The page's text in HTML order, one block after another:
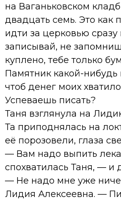
на Ваганьковском
двадцать семь. Это как
идти за церковью
записывай, не
куплено, тебе только
Памятник какой-
чтоб денег моих
Успеваешь писать?
Таня взглянула на
Та приподнялась на
её порозовели, глаза
— Вам надо выпить
спохватилась Таня, — и
— Не надо мне уже
Лидия Алексеевна. —